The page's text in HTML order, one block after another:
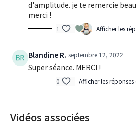
d'amplitude. je te remercie
merci !
1 Afficher les
Blandine R. septembre 12, 2022
Super séance. MERCI !
0 Afficher les réponses
Vidéos associées